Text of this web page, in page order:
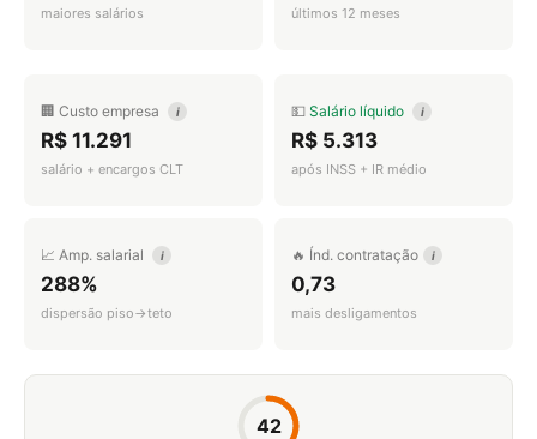
maiores salários últimos 12 meses
🏢 Custo empresa i
R$ 11.291
salário + encargos CLT
💵 Salário líquido i
R$ 5.313
após INSS + IR médio
📈 Amp. salarial i
288%
dispersão piso→teto
🔥 Índ. contratação i
0,73
mais desligamentos
42